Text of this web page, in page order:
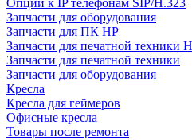
Опции к IP телефонам SIP/H.323
Запчасти для оборудования
Запчасти для ПК HP
Запчасти для печатной техники
Запчасти для печатной техники
Запчасти для оборудования
Кресла
Кресла для геймеров
Офисные кресла
Товары после ремонта